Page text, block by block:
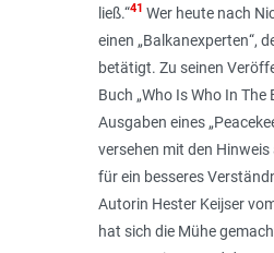
ließ.“41 Wer heute nach
einen „Balkanexperten“,
betätigt. Zu seinen
Buch „Who Is Who In
Ausgaben eines
versehen mit den Hinweis
für ein besseres
Autorin Hester Keijser
hat sich die Mühe